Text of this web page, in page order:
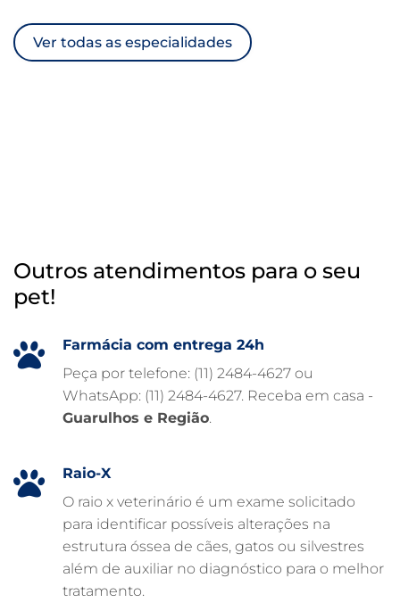
TRATAMENTO DE ANIMAIS
HOSPITAL VETERINÁRIO 24 HORAS
HOSPITAL VETERINÁRIO
FISIOTERAPIA VETERINÁRIA
FARMÁCIA VETERINÁRIA 24H
EMERGÊNCIA VETERINÁRIA
EMERGÊNCIA PARA PETS
CUIDADOS INTENSIVOS EM ANIMAIS
Ver todas as especialidades
Outros atendimentos para o seu
pet!
Farmácia com entrega 24h
Peça por telefone: (11) 2484-4627 ou
WhatsApp: (11) 2484-4627. Receba em casa -
Guarulhos e Região.
Raio-X
O raio x veterinário é um exame solicitado
para identificar possíveis alterações na
estrutura óssea de cães, gatos ou silvestres
além de auxiliar no diagnóstico para o melhor
tratamento.